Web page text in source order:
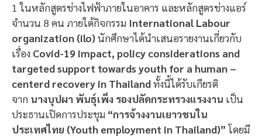
1 ในหลักสูตรช่างไฟฟ้าภายในอาคาร และหลักสูตรช่างแอร์
จำนวน 8 คน ภายใต้กิจกรรม International Labour
organization (ilo)นักศึกษาได้นำเสนอรายงานเกี่ยวกับ
เรื่อง Covid-19 impact, policy considerations and
targeted support towards youth for a human –
centerd recovery in Thailandทั้งนี้ได้รับเกียรติ
จาก นางบุปผา พันธุ์เพ็ง รองปลัดกระทรวงแรงงาน เป็น
ประธานเปิดการประชุม “การจ้างงานเยาวชนใน
ประเทศไทย (Youth employment in Thailand)”โดยมี